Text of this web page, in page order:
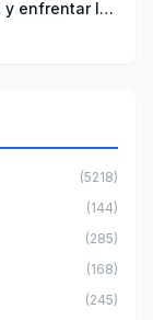
enfrentar la
(5218)
(144)
(285)
(168)
(245)